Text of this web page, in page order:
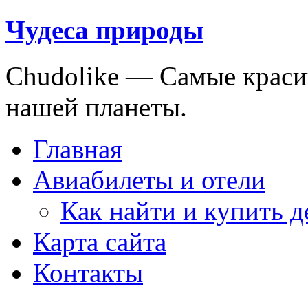
Чудеса природы
Chudolike — Cамые
нашей планеты.
Главная
Авиабилеты и отели
Как найти и купить
Карта сайта
Контакты